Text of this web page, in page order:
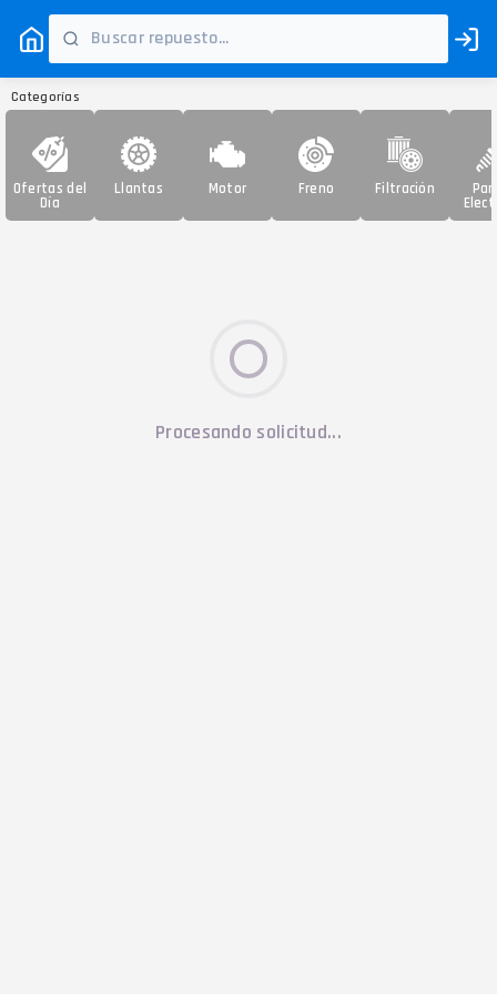
Categorías
Ofertas del
Día
Llantas Motor Freno Filtración
Procesando solicitud...